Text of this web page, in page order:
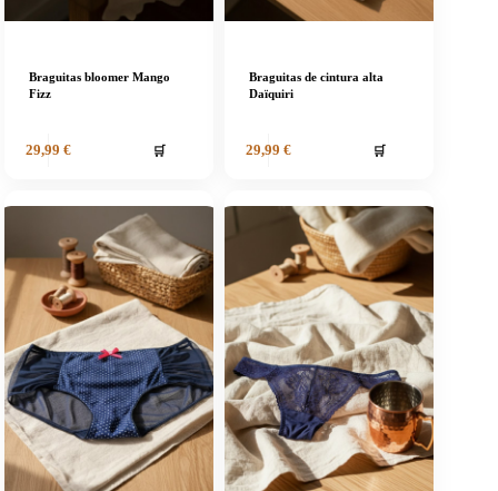
Braguitas bloomer Mango
Fizz
29,99 € 🛒
Braguitas de cintura alta
Daïquiri
29,99 € 🛒